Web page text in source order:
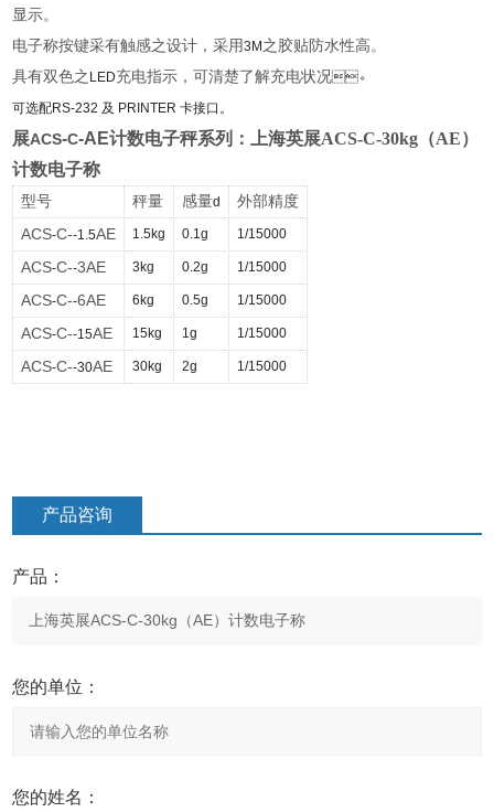
显示。
电子称按键采有触感之设计，采用3M 之胶贴防水性高。
具有双色之 LED充电指示，可清楚了解充电状况。
可选配RS-232 及 PRINTER卡接口。
展ACS-C-AE计数电子秤系列：
上海英展ACS-C-30kg（AE）
计数电子称
型号 秤量 感量d 外部精度
ACS-C--1.5AE 1.5kg 0.1g 1/15000
ACS-C--3AE 3kg 0.2g 1/15000
ACS-C--6AE 6kg 0.5g 1/15000
ACS-C--15AE 15kg 1g 1/15000
ACS-C--30AE 30kg 2g 1/15000
产品咨询
产品：
您的单位：
您的姓名：